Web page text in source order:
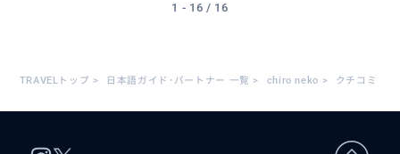
1 - 16 / 16
TRAVELトップ > 日本語ガイド･パートナー 一覧 > chiro neko > クチコミ